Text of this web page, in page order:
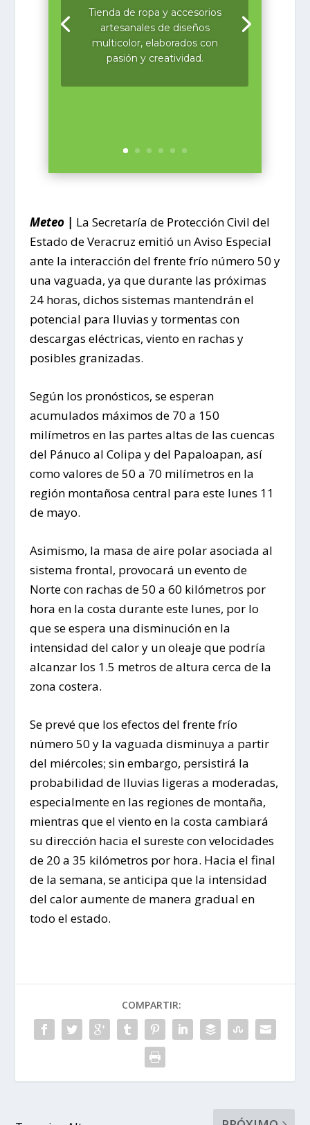
Tienda de ropa y accesorios
artesanales de diseños
multicolor, elaborados con
pasión y creatividad.
Meteo | La Secretaría de Protección Civil del
Estado de Veracruz emitió un Aviso Especial
ante la interacción del frente frío número 50 y
una vaguada, ya que durante las próximas
24 horas, dichos sistemas mantendrán el
potencial para lluvias y tormentas con
descargas eléctricas, viento en rachas y
posibles granizadas.
Según los pronósticos, se esperan
acumulados máximos de 70 a 150
milímetros en las partes altas de las cuencas
del Pánuco al Colipa y del Papaloapan, así
como valores de 50 a 70 milímetros en la
región montañosa central para este lunes 11
de mayo.
Asimismo, la masa de aire polar asociada al
sistema frontal, provocará un evento de
Norte con rachas de 50 a 60 kilómetros por
hora en la costa durante este lunes, por lo
que se espera una disminución en la
intensidad del calor y un oleaje que podría
alcanzar los 1.5 metros de altura cerca de la
zona costera.
Se prevé que los efectos del frente frío
número 50 y la vaguada disminuya a partir
del miércoles; sin embargo, persistirá la
probabilidad de lluvias ligeras a moderadas,
especialmente en las regiones de montaña,
mientras que el viento en la costa cambiará
su dirección hacia el sureste con velocidades
de 20 a 35 kilómetros por hora. Hacia el final
de la semana, se anticipa que la intensidad
del calor aumente de manera gradual en
todo el estado.
COMPARTIR: